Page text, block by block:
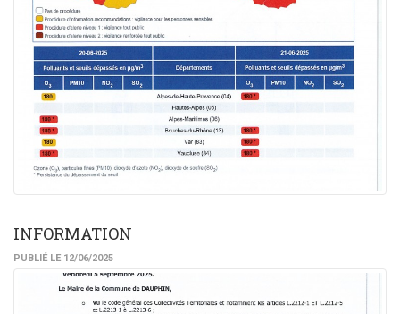
INFORMATION
PUBLIÉ LE 12/06/2025